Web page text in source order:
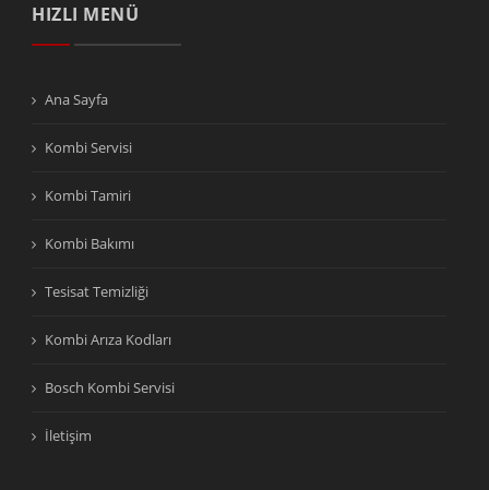
HIZLI MENÜ
Ana Sayfa
Kombi Servisi
Kombi Tamiri
Kombi Bakımı
Tesisat Temizliği
Kombi Arıza Kodları
Bosch Kombi Servisi
İletişim